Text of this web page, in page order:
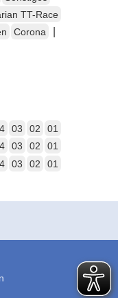
TT-Race
Corona
03 02 01
03 02 01
03 02
01